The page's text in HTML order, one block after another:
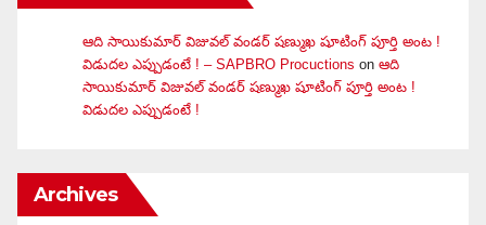
ఆది సాయికుమార్ విజువ‌ల్ వండ‌ర్ ష‌ణ్ముఖ షూటింగ్ పూర్తి అంట !
విడుదల ఎప్పుడంటే ! – SAPBRO Procuctions on ఆది
సాయికుమార్ విజువ‌ల్ వండ‌ర్ ష‌ణ్ముఖ షూటింగ్ పూర్తి అంట !
విడుదల ఎప్పుడంటే !
Archives